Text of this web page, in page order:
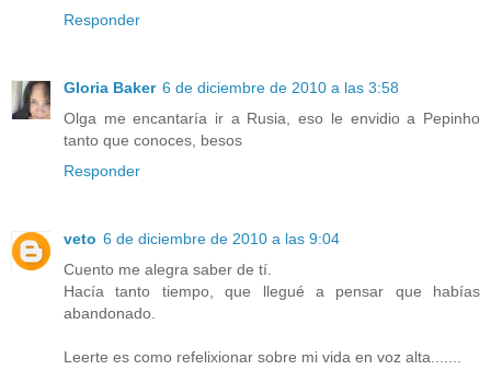
Responder
Gloria Baker 6 de diciembre de 2010 a las 3:58
Olga me encantaría ir a Rusia, eso le envidio a Pepinho
tanto que conoces, besos
Responder
veto 6 de diciembre de 2010 a las 9:04
Cuento me alegra saber de tí.
Hacía tanto tiempo, que llegué a pensar que habías
abandonado.
Leerte es como refelixionar sobre mi vida en voz alta.......